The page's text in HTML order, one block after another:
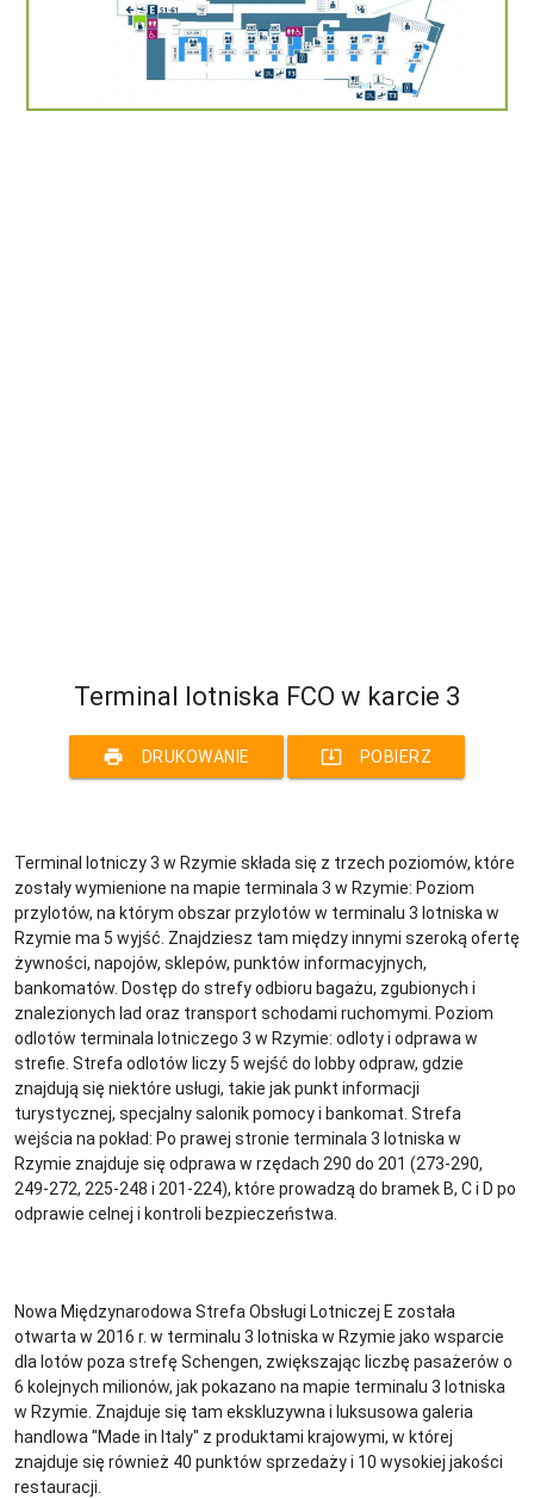
Terminal lotniska FCO w karcie 3
print DRUKOWANIE system_update_alt POBIERZ
Terminal lotniczy 3 w Rzymie składa się z trzech poziomów, które
zostały wymienione na mapie terminala 3 w Rzymie: Poziom
przylotów, na którym obszar przylotów w terminalu 3 lotniska w
Rzymie ma 5 wyjść. Znajdziesz tam między innymi szeroką ofertę
żywności, napojów, sklepów, punktów informacyjnych,
bankomatów. Dostęp do strefy odbioru bagażu, zgubionych i
znalezionych lad oraz transport schodami ruchomymi. Poziom
odlotów terminala lotniczego 3 w Rzymie: odloty i odprawa w
strefie. Strefa odlotów liczy 5 wejść do lobby odpraw, gdzie
znajdują się niektóre usługi, takie jak punkt informacji
turystycznej, specjalny salonik pomocy i bankomat. Strefa
wejścia na pokład: Po prawej stronie terminala 3 lotniska w
Rzymie znajduje się odprawa w rzędach 290 do 201 (273-290,
249-272, 225-248 i 201-224), które prowadzą do bramek B, C i D po
odprawie celnej i kontroli bezpieczeństwa.
Nowa Międzynarodowa Strefa Obsługi Lotniczej E została
otwarta w 2016 r. w terminalu 3 lotniska w Rzymie jako wsparcie
dla lotów poza strefę Schengen, zwiększając liczbę pasażerów o
6 kolejnych milionów, jak pokazano na mapie terminalu 3 lotniska
w Rzymie. Znajduje się tam ekskluzywna i luksusowa galeria
handlowa "Made in Italy" z produktami krajowymi, w której
znajduje się również 40 punktów sprzedaży i 10 wysokiej jakości
restauracji.